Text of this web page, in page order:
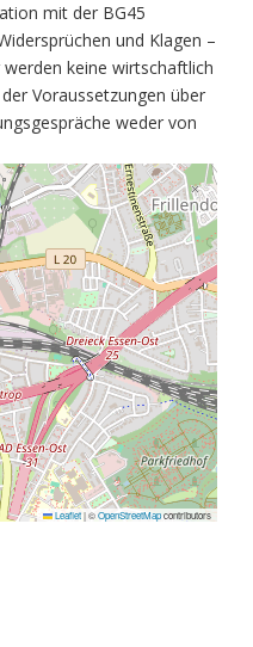
mit der BG45
und Klagen –
keine wirtschaftlich
Voraussetzungen über
weder von
Leaflet|©OpenStreetMapcontributors